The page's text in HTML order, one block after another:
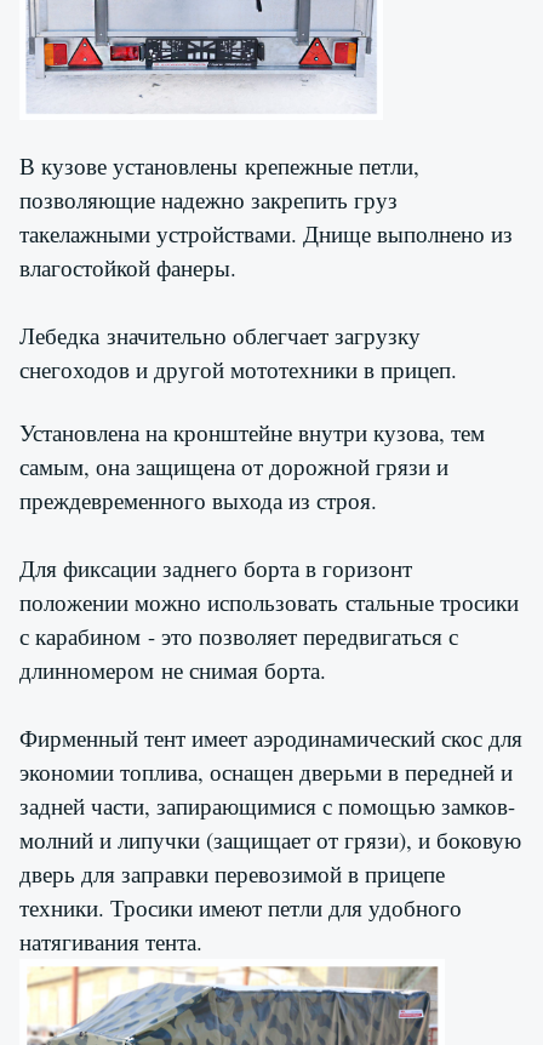
В кузове установлены крепежные петли,
позволяющие надежно закрепить груз
такелажными устройствами. Днище выполнено из
влагостойкой фанеры.
Лебедка значительно облегчает загрузку
снегоходов и другой мототехники в прицеп.
Установлена на кронштейне внутри кузова, тем
самым, она защищена от дорожной грязи и
преждевременного выхода из строя.
Для фиксации заднего борта в горизонт
положении можно использовать стальные тросики
с карабином - это позволяет передвигаться с
длинномером не снимая борта.
Фирменный тент имеет аэродинамический скос для
экономии топлива, оснащен дверьми в передней и
задней части, запирающимися с помощью замков-
молний и липучки (защищает от грязи), и боковую
дверь для заправки перевозимой в прицепе
техники. Тросики имеют петли для удобного
натягивания тента.